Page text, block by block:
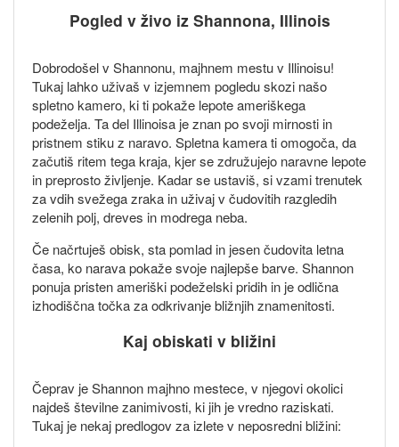
Pogled v živo iz Shannona, Illinois
Dobrodošel v Shannonu, majhnem mestu v Illinoisu!
Tukaj lahko uživaš v izjemnem pogledu skozi našo
spletno kamero, ki ti pokaže lepote ameriškega
podeželja. Ta del Illinoisa je znan po svoji mirnosti in
pristnem stiku z naravo. Spletna kamera ti omogoča, da
začutiš ritem tega kraja, kjer se združujejo naravne lepote
in preprosto življenje. Kadar se ustaviš, si vzami trenutek
za vdih svežega zraka in uživaj v čudovitih razgledih
zelenih polj, dreves in modrega neba.
Če načrtuješ obisk, sta pomlad in jesen čudovita letna
časa, ko narava pokaže svoje najlepše barve. Shannon
ponuja pristen ameriški podeželski pridih in je odlična
izhodiščna točka za odkrivanje bližnjih znamenitosti.
Kaj obiskati v bližini
Čeprav je Shannon majhno mestece, v njegovi okolici
najdeš številne zanimivosti, ki jih je vredno raziskati.
Tukaj je nekaj predlogov za izlete v neposredni bližini: